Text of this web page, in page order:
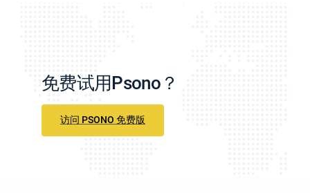
免费试用Psono？
访问 PSONO 免费版